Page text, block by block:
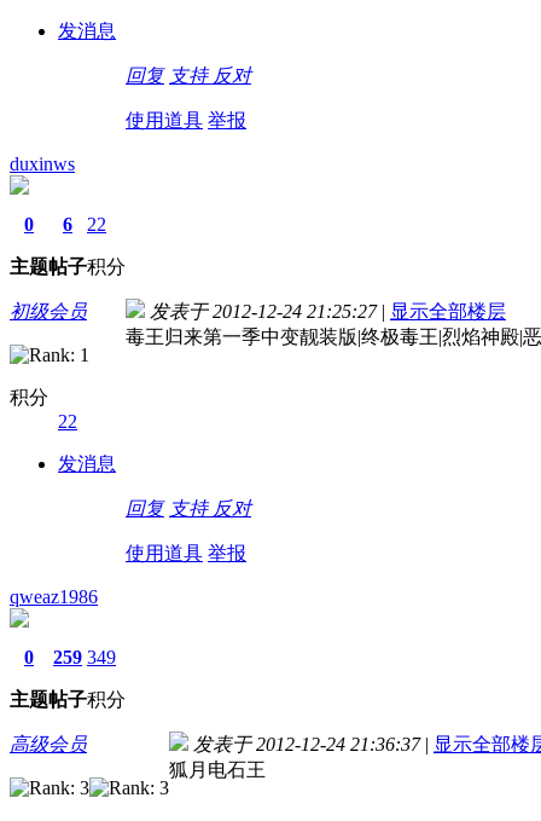
发消息
回复 支持 反对
使用道具 举报
duxinws
0
主题
6
帖子
22
积分
初级会员
积分
22
发消息
发表于 2012-12-24 21:25:27 | 显示全部楼层
毒王归来第一季中变靓装版|终极毒王|烈焰神殿|
回复 支持 反对
使用道具 举报
qweaz1986
0
主题
259
帖子
349
积分
高级会员 发表于 2012-12-24 21:36:37 | 显示全部楼
狐月电石王